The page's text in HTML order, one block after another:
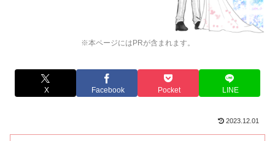
※本ページにはPRが含まれます。
X Facebook Pocket LINE
2023.12.01